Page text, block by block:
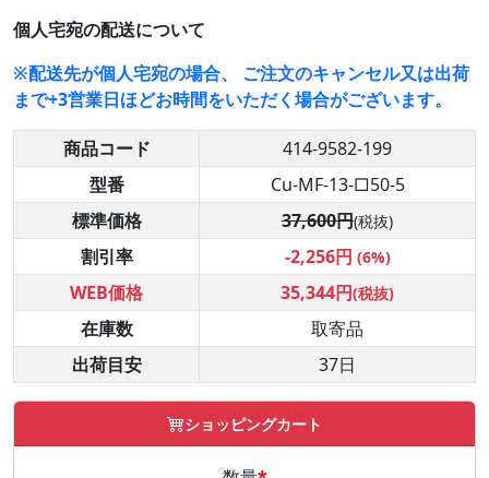
個人宅宛の配送について
※配送先が個人宅宛の場合、 ご注文のキャンセル又は出荷
まで+3営業日ほどお時間をいただく場合がございます。
商品コード
414-9582-199
型番
Cu-MF-13-□50-5
標準価格
37,600円(税抜)
割引率 -2,256円 (6%)
WEB価格 35,344円(税抜)
在庫数
取寄品
出荷目安
37日
ショッピングカート